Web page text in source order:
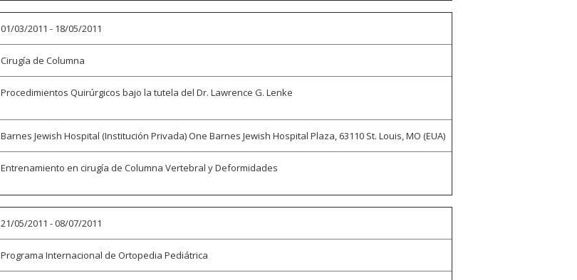
01/03/2011 - 18/05/2011
Cirugía de Columna
Procedimientos Quirúrgicos bajo la tutela del Dr. Lawrence G. Lenke
Barnes Jewish Hospital (Institución Privada) One Barnes Jewish Hospital Plaza, 63110 St. Louis, MO (EUA)
Entrenamiento en cirugía de Columna Vertebral y Deformidades
21/05/2011 - 08/07/2011
Programa Internacional de Ortopedia Pediátrica